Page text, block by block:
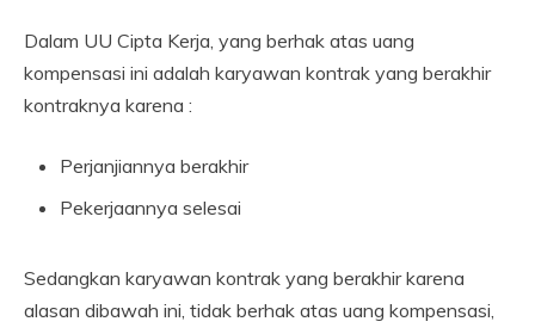
Dalam UU Cipta Kerja, yang berhak atas uang
kompensasi ini adalah karyawan kontrak yang berakhir
kontraknya karena :
Perjanjiannya berakhir
Pekerjaannya selesai
Sedangkan karyawan kontrak yang berakhir karena
alasan dibawah ini, tidak berhak atas uang kompensasi,